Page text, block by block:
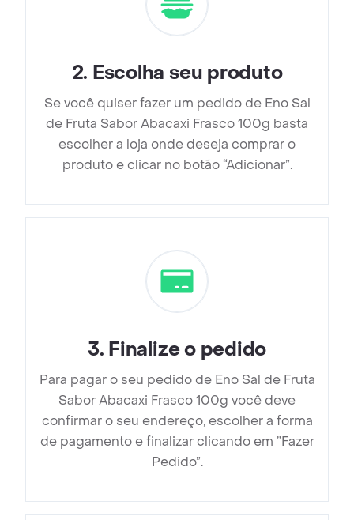
2. Escolha seu produto
Se você quiser fazer um pedido de Eno Sal
de Fruta Sabor Abacaxi Frasco 100g basta
escolher a loja onde deseja comprar o
produto e clicar no botão “Adicionar”.
3. Finalize o pedido
Para pagar o seu pedido de Eno Sal de Fruta
Sabor Abacaxi Frasco 100g você deve
confirmar o seu endereço, escolher a forma
de pagamento e finalizar clicando em ”Fazer
Pedido”.